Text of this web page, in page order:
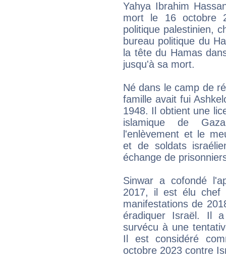
Yahya Ibrahim
mort le 16 octobre
politique palestinien,
bureau politique du
la tête du Hamas
jusqu'à sa mort.
Né dans le camp de
famille avait fui
1948. Il obtient une
islamique de
l'enlèvement et le
et de soldats
échange de
Sinwar a cofondé
2017, il est élu chef
manifestations de
éradiquer Israël. Il
survécu à une
Il est considéré
octobre 2023 contre